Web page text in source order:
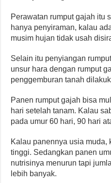
Perawatan rumput gajah itu
hanya penyiraman, kalau
musim hujan tidak usah
Selain itu penyiangan
unsur hara dengan rumput
penggemburan tanah
Panen rumput gajah bisa
hari setelah tanam. Kalau
pada umur 60 hari, 90 hari
Kalau panennya usia
tinggi. Sedangkan panen
nutrisinya menurun tapi
lebih banyak.